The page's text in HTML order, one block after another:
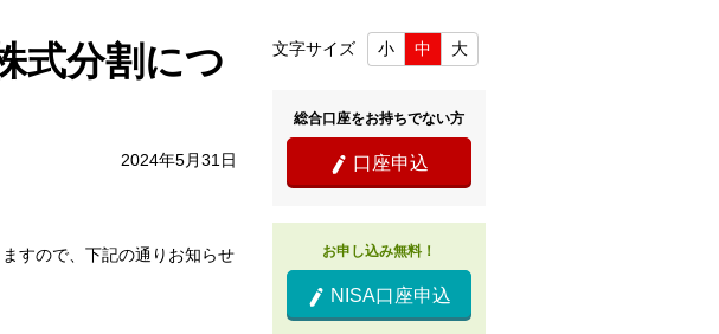
式分割につ
2024年5月31日
すので、下記の通りお知らせ
文字サイズ 小 中 大
総合口座をお持ちでない方
 口座申込
お申し込み無料！
 NISA口座申込